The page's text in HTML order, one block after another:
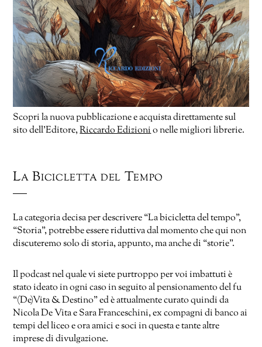
Scopri la nuova pubblicazione e acquista direttamente sul
sito dell’Editore,Riccardo Edizionio nelle migliori librerie.
La Bicicletta del Tempo
La categoria decisa per descrivere “La bicicletta del tempo”,
“Storia”, potrebbe essere riduttiva dal momento che qui non
discuteremo solo di storia, appunto, ma anche di “storie”.
Il podcast nel quale vi siete purtroppo per voi imbattuti è
stato ideato in ogni caso in seguito al pensionamento del fu
“(De)Vita & Destino” ed è attualmente curato quindi da
Nicola De Vita e Sara Franceschini, ex compagni di banco ai
tempi del liceo e ora amici e soci in questa e tante altre
imprese di divulgazione.